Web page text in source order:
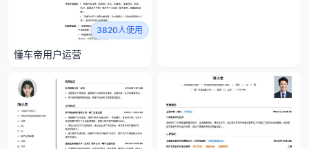
3820人使用
懂车帝用户运营